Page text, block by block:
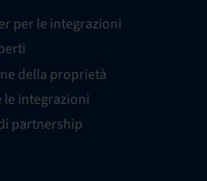
per le integrazioni
della proprietà
le integrazioni
partnership